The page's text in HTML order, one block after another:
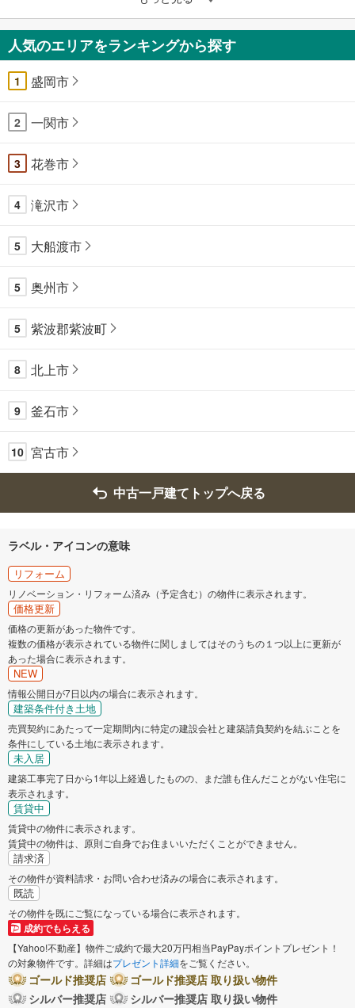
人気のエリアをランキングから探す
1 盛岡市
2 一関市
3 花巻市
4 滝沢市
5 大船渡市
5 奥州市
5 紫波郡紫波町
8 北上市
9 釜石市
10 宮古市
中古一戸建てトップへ戻る
ラベル・アイコンの意味
リフォーム
リノベーション・リフォーム済み（予定含む）の物件に表示されます。
価格更新
価格の更新があった物件です。
複数の価格が表示されている物件に関しましてはそのうちの１つ以上に更新が
あった場合に表示されます。
NEW
情報公開日が7日以内の場合に表示されます。
建築条件付き土地
売買契約にあたって一定期間内に特定の建設会社と建築請負契約を結ぶことを
条件にしている土地に表示されます。
未入居
建築工事完了日から1年以上経過したものの、まだ誰も住んだことがない住宅に
表示されます。
賃貸中
賃貸中の物件に表示されます。
賃貸中の物件は、原則ご自身でお住まいいただくことができません。
請求済
その物件が資料請求・お問い合わせ済みの場合に表示されます。
既読
その物件を既にご覧になっている場合に表示されます。
成約でもらえる
【Yahoo!不動産】物件ご成約で最大20万円相当PayPayポイントプレゼント！
の対象物件です。詳細はプレゼント詳細をご覧ください。
ゴールド推奨店
ゴールド推奨店 取り扱い物件
シルバー推奨店
シルバー推奨店 取り扱い物件